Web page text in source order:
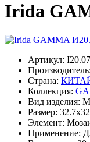
Irida
Артикул:
Производитель:
Страна:
Коллекция:
Вид изделия:
Размер:
Элемент:
Применение: